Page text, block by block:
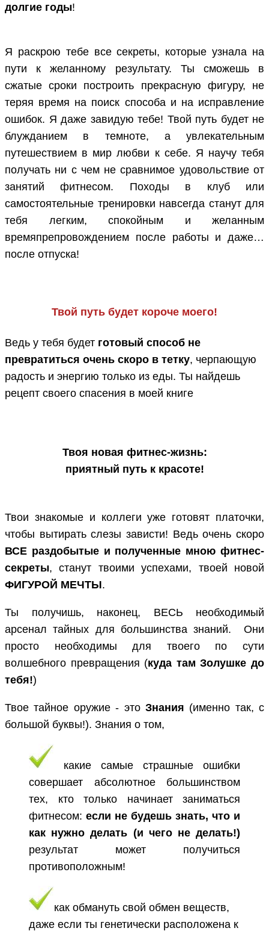
долгие годы!
Я раскрою тебе все секреты, которые узнала на
пути к желанному результату. Ты сможешь в
сжатые сроки построить прекрасную фигуру, не
теряя время на поиск способа и на исправление
ошибок. Я даже завидую тебе! Твой путь будет не
блужданием в темноте, а увлекательным
путешествием в мир любви к себе. Я научу тебя
получать ни с чем не сравнимое удовольствие от
занятий фитнесом. Походы в клуб или
самостоятельные тренировки навсегда станут для
тебя легким, спокойным и желанным
времяпрепровождением после работы и даже…
после отпуска!
Твой путь будет короче моего!
Ведь у тебя будет готовый способ не
превратиться очень скоро в тетку, черпающую
радость и энергию только из еды. Ты найдешь
рецепт своего спасения в моей книге
Твоя новая фитнес-жизнь:
приятный путь к красоте!
Твои знакомые и коллеги уже готовят платочки,
чтобы вытирать слезы зависти! Ведь очень скоро
ВСЕ раздобытые и полученные мною фитнес-
секреты, станут твоими успехами, твоей новой
ФИГУРОЙ МЕЧТЫ.
Ты получишь, наконец, ВЕСЬ необходимый
арсенал тайных для большинства знаний. Они
просто необходимы для твоего по сути
волшебного превращения (куда там Золушке до
тебя!)
Твое тайное оружие - это Знания (именно так, с
большой буквы!). Знания о том,
какие самые страшные ошибки
совершает абсолютное большинством
тех, кто только начинает заниматься
фитнесом: если не будешь знать, что и
как нужно делать (и чего не делать!)
результат может получиться
противоположным!
как обмануть свой обмен веществ,
даже если ты генетически расположена к